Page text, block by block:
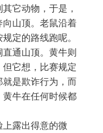
它动物，于是，
山顶。老鼠沿着
定的路线跑呢。
通山顶。黄牛则
它想，比赛规定
是欺诈行为，而
牛在任何时候都
露出得意的微